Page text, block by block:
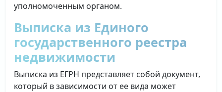
уполномоченным органом.
Выписка из Единого
государственного реестра
недвижимости
Выписка из ЕГРН представляет собой документ,
который в зависимости от ее вида может